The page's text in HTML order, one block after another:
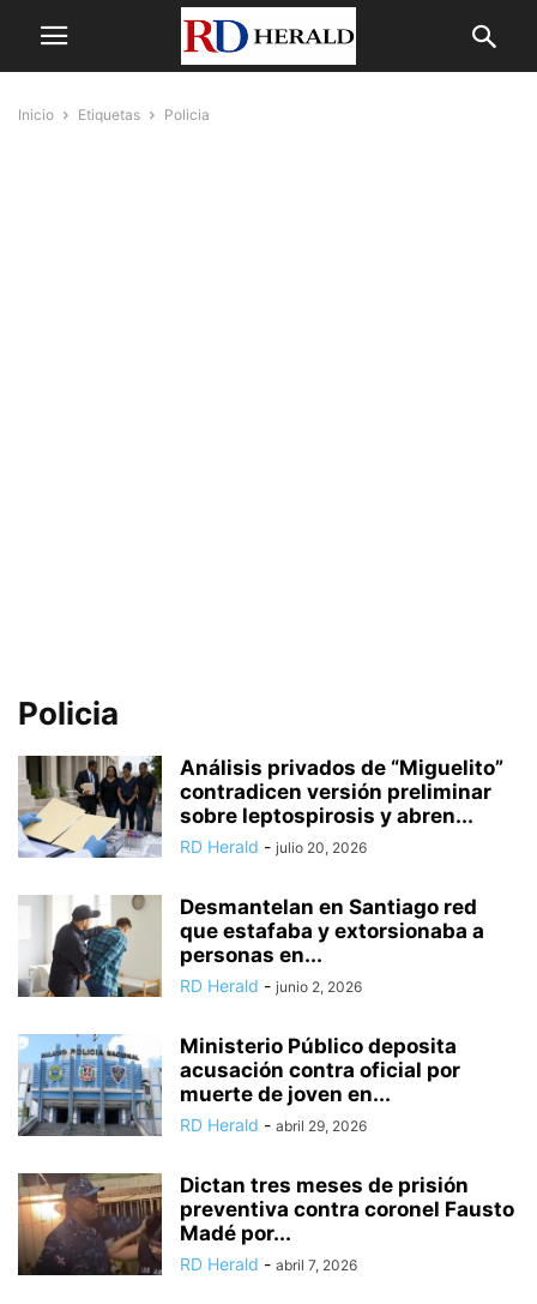
Inicio Etiquetas Policia
Policia
Análisis privados de “Miguelito”
contradicen versión preliminar
sobre leptospirosis y abren...
RD Herald - julio 20, 2026
Desmantelan en Santiago red
que estafaba y extorsionaba a
personas en...
RD Herald - junio 2, 2026
Ministerio Público deposita
acusación contra oficial por
muerte de joven en...
RD Herald - abril 29, 2026
Dictan tres meses de prisión
preventiva contra coronel Fausto
Madé por...
RD Herald - abril 7, 2026